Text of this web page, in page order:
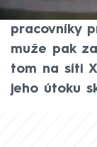
například na
pracovníky
muže pak
tom na síti
jeho útoku